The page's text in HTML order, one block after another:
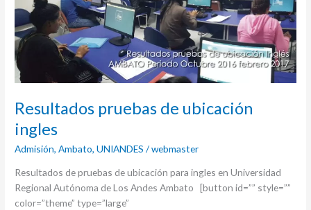
Resultados pruebas de ubicación
ingles
Admisión,Ambato,UNIANDES /webmaster
Resultados de pruebas de ubicación para ingles en Universidad
Regional Autónoma de Los Andes Ambato [button id=”” style=””
color=”theme” type=”large”
ingles